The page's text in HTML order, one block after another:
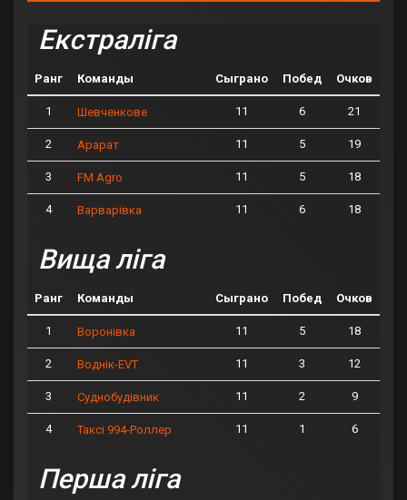
Екстраліга
Ранг Команды Сыграно Побед Очков
1 Шевченкове 11 6 21
2 Арарат 11 5 19
3 FM Agro 11 5 18
4 Варварівка 11 6 18
Вища ліга
Ранг Команды Сыграно Побед Очков
1 Воронівка 11 5 18
2 Воднік-EVT 11 3 12
3 Суднобудівник 11 2 9
4 Таксі 994-Роллер 11 1 6
Перша ліга